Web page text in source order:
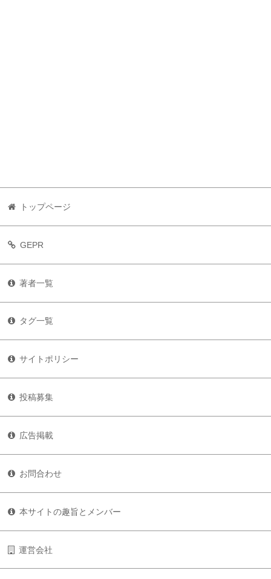
トップページ
GEPR
著者一覧
タグ一覧
サイトポリシー
投稿募集
広告掲載
お問合わせ
本サイトの趣旨とメンバー
運営会社